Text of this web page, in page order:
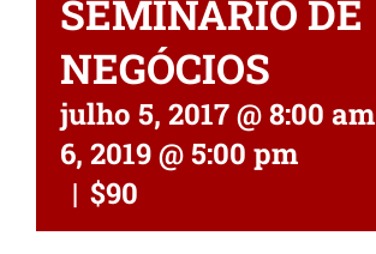
SEMINÁRIO DE
NEGÓCIOS
julho 5, 2017 @ 8:00 am
6, 2019 @ 5:00 pm
| $90